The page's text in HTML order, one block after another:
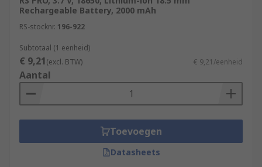
Rechargeable Battery, 2000 mAh
RS-stocknr. 196-922
Subtotaal (1 eenheid)
€ 9,21(excl. BTW) € 9,21/eenheid
Aantal
Toevoegen
Datasheets